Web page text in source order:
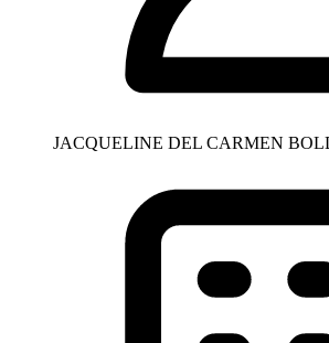
JACQUELINE DEL CARMEN